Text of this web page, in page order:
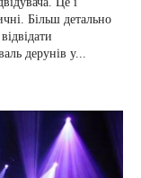
Більш детально
zhytomyrski. Фестиваль дерунів у...